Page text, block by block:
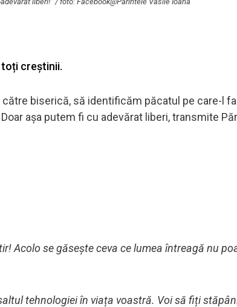
toți creștinii.
biserică, să identificăm păcatul pe care-l
așa putem fi cu adevărat liberi, transmite
Acolo se găsește ceva ce lumea întreagă nu
tehnologiei în viața voastră. Voi să fiți